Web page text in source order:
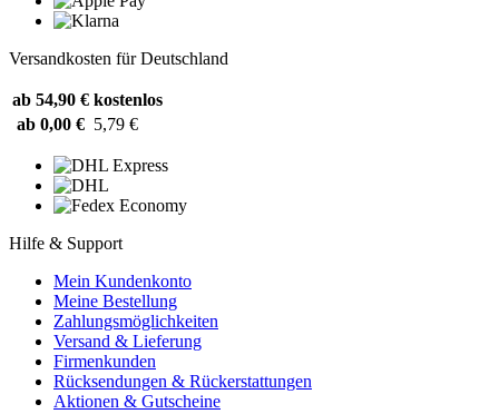
Versandkosten für Deutschland
ab 54,90 € kostenlos
ab 0,00 € 5,79 €
Hilfe & Support
Mein Kundenkonto
Meine Bestellung
Zahlungsmöglichkeiten
Versand & Lieferung
Firmenkunden
Rücksendungen & Rückerstattungen
Aktionen & Gutscheine